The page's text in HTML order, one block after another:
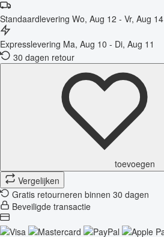
Standaardlevering Wo, Aug 12 - Vr, Aug 14
Expresslevering Ma, Aug 10 - Di, Aug 11
30 dagen retour
toevoegen
Vergelijken
Gratis retourneren binnen 30 dagen
Beveiligde transactie